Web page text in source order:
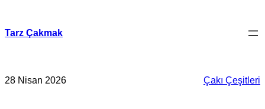
Tarz Çakmak
28 Nisan 2026 Çakı Çeşitleri